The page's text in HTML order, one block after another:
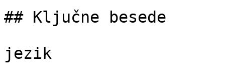
## Ključne besede
jezik